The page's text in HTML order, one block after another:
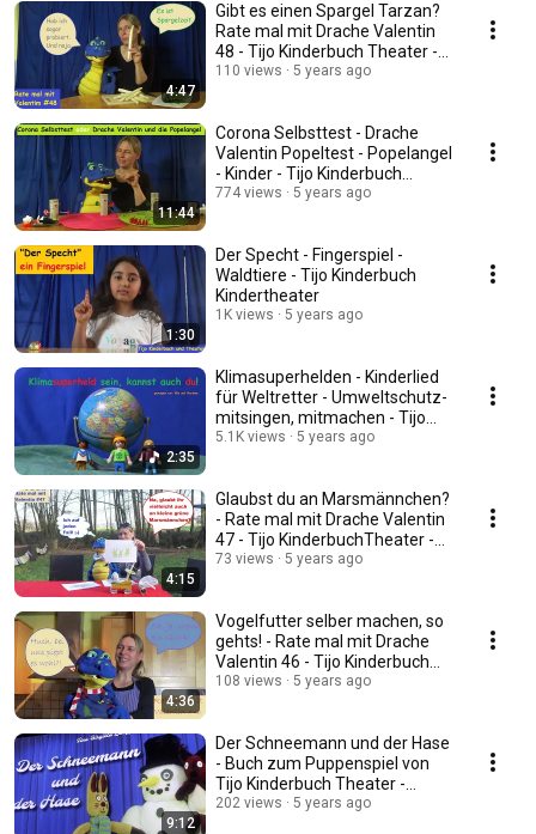
4:47
Gibt es einen Spargel Tarzan?
Rate mal mit Drache Valentin
48 - Tijo Kinderbuch Theater -
bauchreden
110 views 5 years ago
11:44
Corona Selbsttest - Drache
Valentin Popeltest - Popelangel
- Kinder - Tijo Kinderbuch
Puppentheater
774 views 5 years ago
1:30
Der Specht - Fingerspiel -
Waldtiere - Tijo Kinderbuch
Kindertheater
1K views 5 years ago
2:35
Klimasuperhelden - Kinderlied
für Weltretter - Umweltschutz-
mitsingen, mitmachen - Tijo
Kinderbuch
5.1K views 5 years ago
4:15
Glaubst du an Marsmännchen?
- Rate mal mit Drache Valentin
47 - Tijo KinderbuchTheater -
Marsrover
73 views 5 years ago
4:36
Vogelfutter selber machen, so
gehts! - Rate mal mit Drache
Valentin 46 - Tijo Kinderbuch
Theater
108 views 5 years ago
9:12
Der Schneemann und der Hase
- Buch zum Puppenspiel von
Tijo Kinderbuch Theater -
Verlag Monika Fuchs
202 views 5 years ago